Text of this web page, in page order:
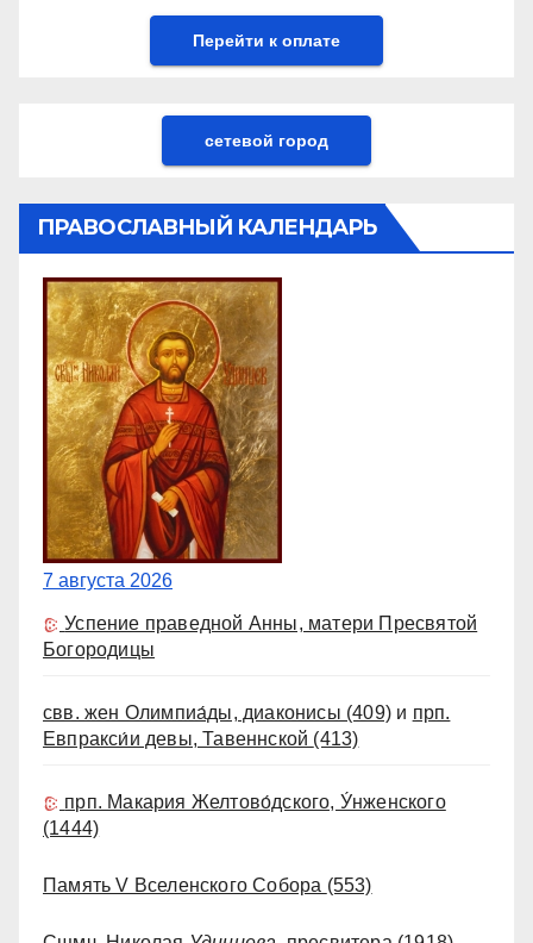
сетевой город
ПРАВОСЛАВНЫЙ КАЛЕНДАРЬ
7 августа 2026
Успение праведной Анны, матери Пресвятой
Богородицы
свв. жен Олимпиа́ды, диаконисы (409) и прп.
Евпракси́и девы, Тавеннской (413)
прп. Макария Желтово́дского, У́нженского
(1444)
Память V Вселенского Собора (553)